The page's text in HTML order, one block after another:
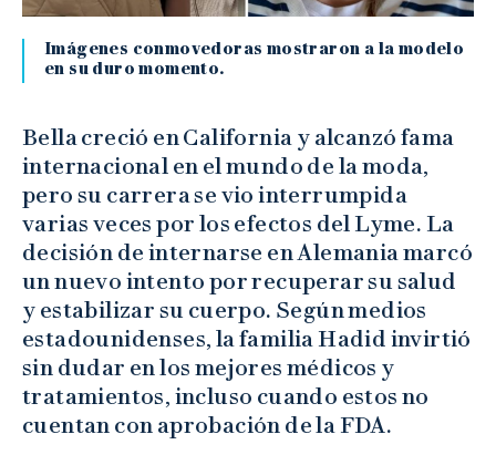
Imágenes conmovedoras mostraron a la modelo
en su duro momento.
Bella creció en California y alcanzó fama
internacional en el mundo de la moda,
pero su carrera se vio interrumpida
varias veces por los efectos del Lyme. La
decisión de internarse en Alemania marcó
un nuevo intento por recuperar su salud
y estabilizar su cuerpo. Según medios
estadounidenses, la familia Hadid invirtió
sin dudar en los mejores médicos y
tratamientos, incluso cuando estos no
cuentan con aprobación de la FDA.